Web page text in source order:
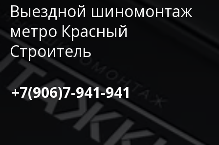
Выездной шиномонтаж
метро Красный
Строитель
+7(906)7-941-941